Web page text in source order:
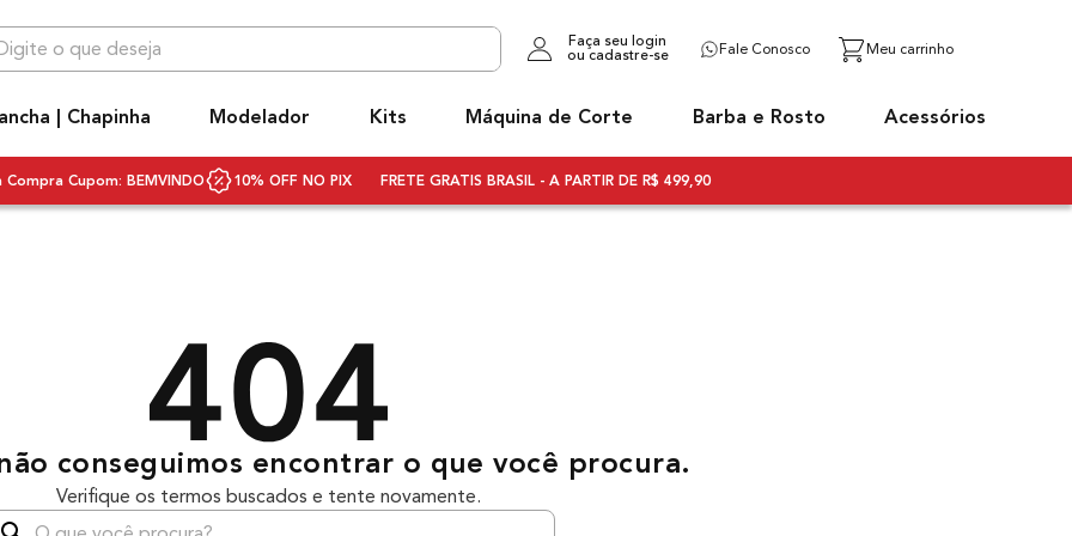
deseja
Faça seu login
ou cadastre-se
Fale Conosco
| Chapinha Modelador Kits Máquina de Corte Barba e Rosto Acessórios
Compra Cupom: BEMVINDO 10% OFF NO PIX FRETE GRATIS BRASIL - A PARTIR DE R$ 499,90
conseguimos encontrar o que você procura.
Verifique os termos buscados e tente novamente.
você procura?
cabelo
difusor